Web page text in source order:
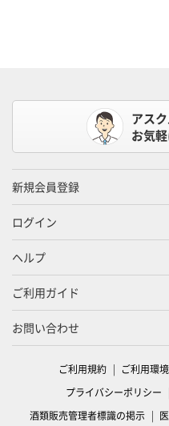
アス
お気
新規会員登録
ログイン
ヘルプ
ご利用ガイド
お問い合わせ
ご利用規約 ご利用環
プライバシーポリシー
酒類販売管理者標識の掲示